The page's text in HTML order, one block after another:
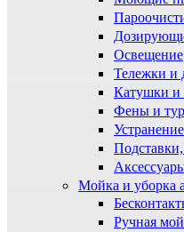
Освещение
Тележки и
Катушки и
Фены и
Подставки,
Мойка и уборка
Ручная